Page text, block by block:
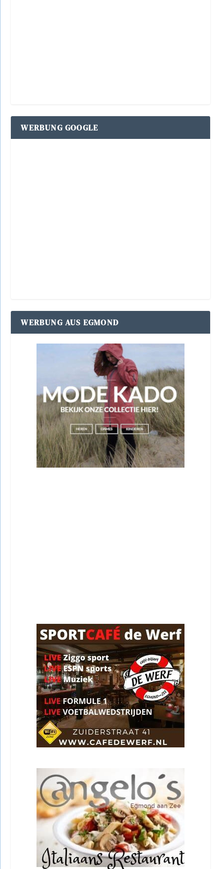
WERBUNG GOOGLE
WERBUNG AUS EGMOND